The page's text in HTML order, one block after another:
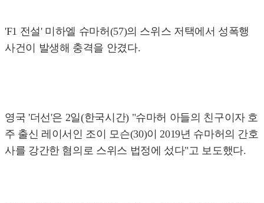
'F1 전설' 미하엘 슈마허(57)의 스위스 저택에서 성폭행
사건이 발생해 충격을 안겼다.
영국 '더선'은 2일(한국시간) "슈마허 아들의 친구이자 호
주 출신 레이서인 조이 모슨(30)이 2019년 슈마허의 간호
사를 강간한 혐의로 스위스 법정에 섰다"고 보도했다.